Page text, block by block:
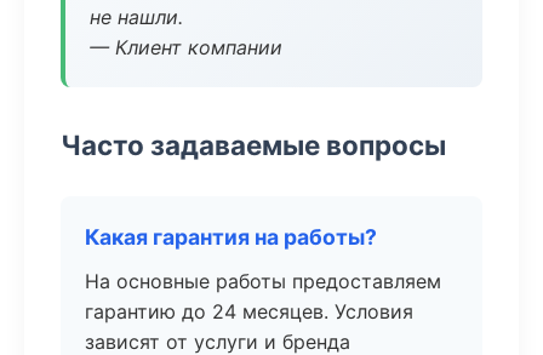
не нашли.
— Клиент компании
Часто задаваемые вопросы
Какая гарантия на работы?
На основные работы предоставляем
гарантию до 24 месяцев. Условия
зависят от услуги и бренда